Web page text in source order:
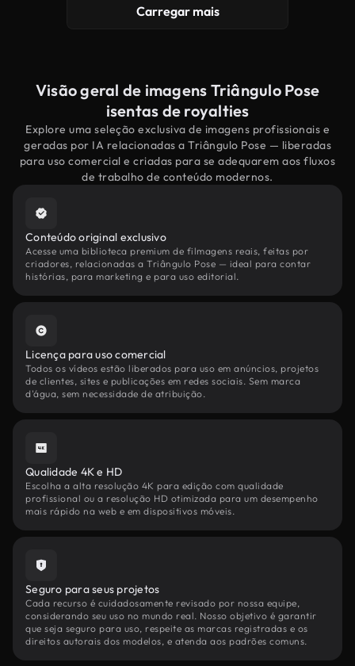
Carregar mais
Visão geral de imagens Triângulo Pose
isentas de royalties
Explore uma seleção exclusiva de imagens profissionais e
geradas por IA relacionadas a Triângulo Pose — liberadas
para uso comercial e criadas para se adequarem aos fluxos
de trabalho de conteúdo modernos.
Conteúdo original exclusivo
Acesse uma biblioteca premium de filmagens reais, feitas por
criadores, relacionadas a Triângulo Pose — ideal para contar
histórias, para marketing e para uso editorial.
Licença para uso comercial
Todos os vídeos estão liberados para uso em anúncios, projetos
de clientes, sites e publicações em redes sociais. Sem marca
d'água, sem necessidade de atribuição.
Qualidade 4K e HD
Escolha a alta resolução 4K para edição com qualidade
profissional ou a resolução HD otimizada para um desempenho
mais rápido na web e em dispositivos móveis.
Seguro para seus projetos
Cada recurso é cuidadosamente revisado por nossa equipe,
considerando seu uso no mundo real. Nosso objetivo é garantir
que seja seguro para uso, respeite as marcas registradas e os
direitos autorais dos modelos, e atenda aos padrões comuns.